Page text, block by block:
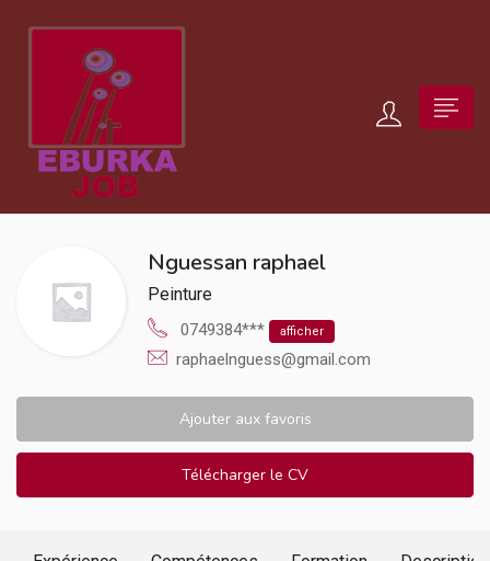
Nguessan raphael
Peinture
0749384*** afficher
raphaelnguess@gmail.com
Ajouter aux favoris
Télécharger le CV